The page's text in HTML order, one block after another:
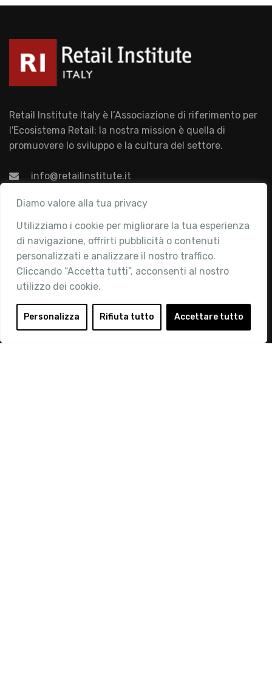
Diamo valore alla tua privacy
Utilizziamo i cookie per migliorare la tua esperienza
di navigazione, offrirti pubblicità o contenuti
personalizzati e analizzare il nostro traffico.
Cliccando “Accetta tutti”, acconsenti al nostro
utilizzo dei cookie.
Personalizza Rifiuta tutto Accettare tutto
Retail Institute Italy è l’Associazione di riferimento per
l'Ecosistema Retail: la nostra mission è quella di
promuovere lo sviluppo e la cultura del settore.
info@retailinstitute.it
Associazione
Chi siamo
Attività
Contatti
Area Riservata
Login
Diventa Socio